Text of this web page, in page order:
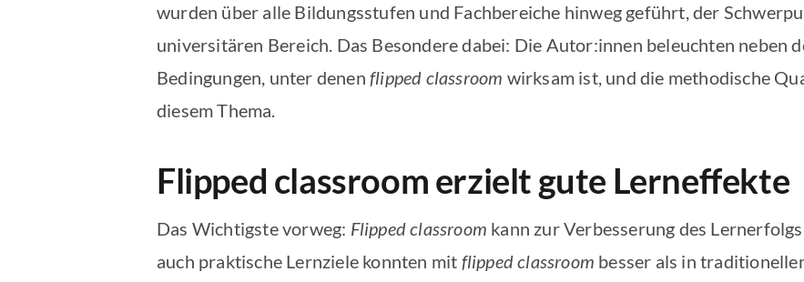
wurden über alle Bildungsstufen und Fachbereiche hinweg geführt, der
universitären Bereich. Das Besondere dabei: Die Autor:innen beleuchten neben
Bedingungen, unter denen flipped classroom wirksam ist, und die methodische
diesem Thema.
Flipped classroom erzielt gute Lerneffekte
Das Wichtigste vorweg: Flipped classroom kann zur Verbesserung des
auch praktische Lernziele konnten mit flipped classroom besser als in